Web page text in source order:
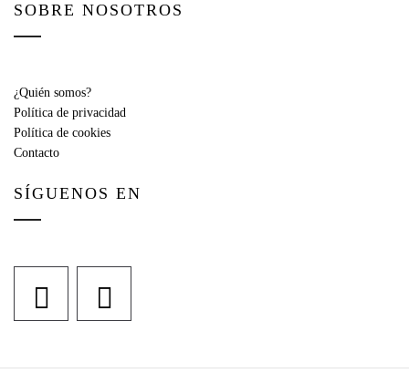
SOBRE NOSOTROS
¿Quién somos?
Política de privacidad
Política de cookies
Contacto
SÍGUENOS EN